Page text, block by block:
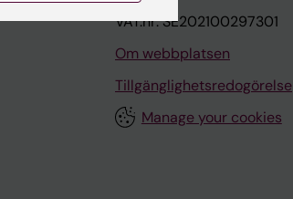
VAT.nr: SE202100297301
Om webbplatsen
Tillgänglighetsredogörelse
Manage your cookies